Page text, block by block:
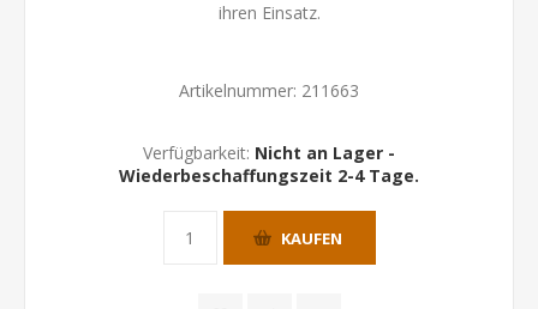
ihren Einsatz.
Artikelnummer: 211663
Verfügbarkeit: Nicht an Lager -
Wiederbeschaffungszeit 2-4 Tage.
KAUFEN